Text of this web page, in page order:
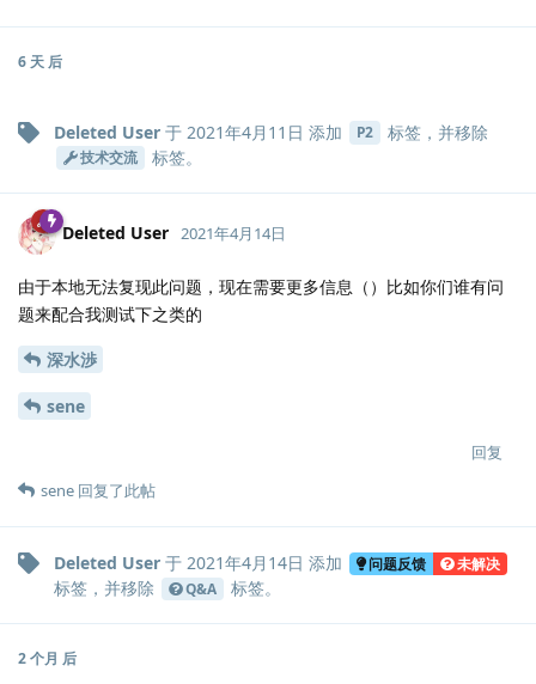
6 天 后
Deleted User 于 2021年4月11日 添加 P2 标签，并移除
技术交流 标签。
Deleted User 2021年4月14日
由于本地无法复现此问题，现在需要更多信息（）比如你们谁有问
题来配合我测试下之类的
深水渉
sene
回复
sene 回复了此帖
Deleted User 于 2021年4月14日 添加 问题反馈 未解决
标签 ，并移除 Q&A 标签。
2 个月 后